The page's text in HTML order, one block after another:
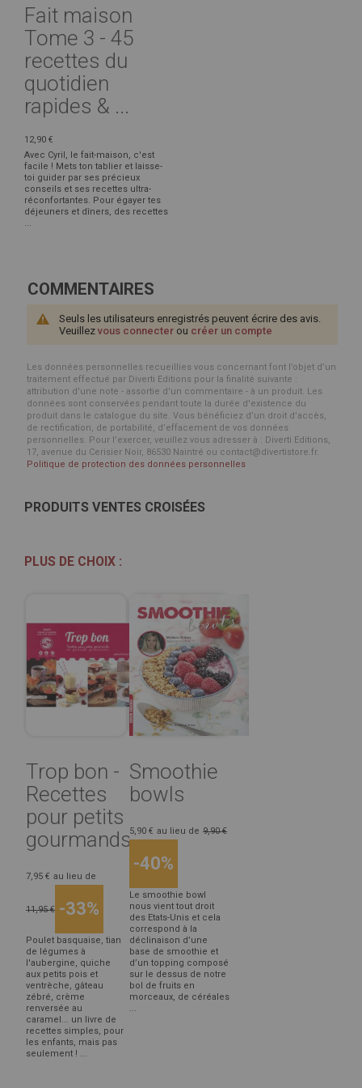
Fait maison
Tome 3 - 45
recettes du
quotidien
rapides & ...
12,90 €
Avec Cyril, le fait-maison, c'est
facile ! Mets ton tablier et laisse-
toi guider par ses précieux
conseils et ses recettes ultra-
réconfortantes. Pour égayer tes
déjeuners et dîners, des recettes
...
COMMENTAIRES
Seuls les utilisateurs enregistrés peuvent écrire des avis.
Veuillez vous connecter ou créer un compte
Les données personnelles recueillies vous concernant font l’objet d’un
traitement effectué par Diverti Editions pour la finalité suivante :
attribution d'une note - assortie d'un commentaire - à un produit. Les
données sont conservées pendant toute la durée d'existence du
produit dans le catalogue du site. Vous bénéficiez d’un droit d’accès,
de rectification, de portabilité, d’effacement de vos données
personnelles. Pour l’exercer, veuillez vous adresser à : Diverti Editions,
17, avenue du Cerisier Noir, 86530 Naintré ou contact@divertistore.fr.
Politique de protection des données personnelles
PRODUITS VENTES CROISÉES
PLUS DE CHOIX :
Trop bon -
Recettes
pour petits
gourmands
7,95 € au lieu de
11,95 € -33%
Poulet basquaise, tian
de légumes à
l'aubergine, quiche
aux petits pois et
ventrèche, gâteau
zébré, crème
renversée au
caramel... un livre de
recettes simples, pour
les enfants, mais pas
seulement ! ...
Smoothie
bowls
5,90 € au lieu de 9,90 €
-40%
Le smoothie bowl
nous vient tout droit
des Etats-Unis et cela
correspond à la
déclinaison d’une
base de smoothie et
d’un topping composé
sur le dessus de notre
bol de fruits en
morceaux, de céréales